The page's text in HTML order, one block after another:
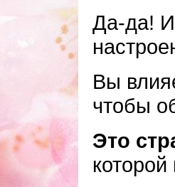
Да-да!
Вы
чтобы
Это